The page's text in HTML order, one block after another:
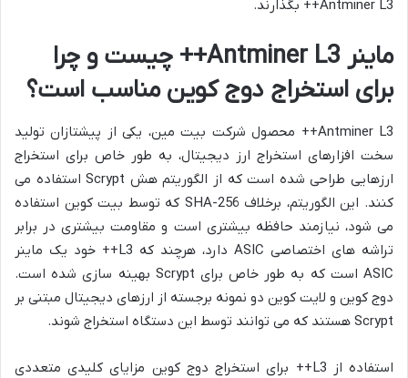
Antminer L3++ بگذارند.
ماینر Antminer L3++ چیست و چرا
برای استخراج دوج کوین مناسب است؟
Antminer L3++ محصول شرکت بیت مین، یکی از پیشتازان تولید
سخت افزارهای استخراج ارز دیجیتال، به طور خاص برای استخراج
ارزهایی طراحی شده است که از الگوریتم هش Scrypt استفاده می
کنند. این الگوریتم، برخلاف SHA-256 که توسط بیت کوین استفاده
می شود، نیازمند حافظه بیشتری است و مقاومت بیشتری در برابر
تراشه های اختصاصی ASIC دارد، هرچند که L3++ خود یک ماینر
ASIC است که به طور خاص برای Scrypt بهینه سازی شده است.
دوج کوین و لایت کوین دو نمونه برجسته از ارزهای دیجیتال مبتنی بر
Scrypt هستند که می توانند توسط این دستگاه استخراج شوند.
استفاده از L3++ برای استخراج دوج کوین مزایای کلیدی متعددی